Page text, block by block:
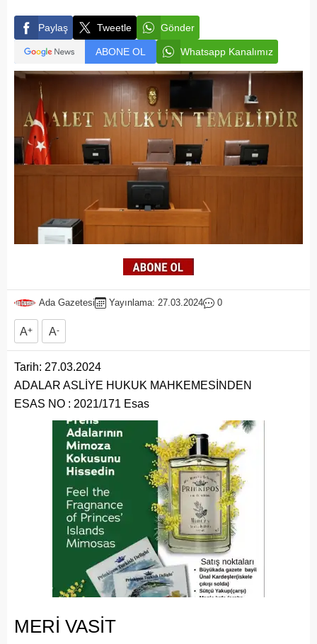
Paylaş Tweetle Gönder
ABONE OL Whatsapp Kanalımız
Ada Gazetesi Yayınlama: 27.03.2024 0
A+ A-
Tarih: 27.03.2024
ADALAR ASLİYE HUKUK MAHKEMESİNDEN
ESAS NO : 2021/171 Esas
MERİ VASİT